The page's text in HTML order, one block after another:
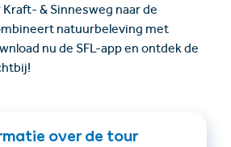
& Sinnesweg naar de
natuurbeleving met
nu de SFL-app en ontdek de
over de tour